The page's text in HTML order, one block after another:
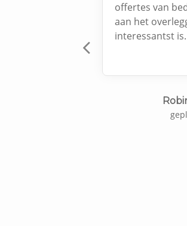
offertes van
aan het
interessantst is.
Previous